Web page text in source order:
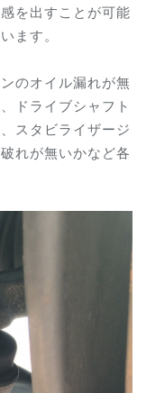
を出すことが可能
ます。
のオイル漏れが無
ドライブシャフト
スタビライザージ
れが無いかなど各